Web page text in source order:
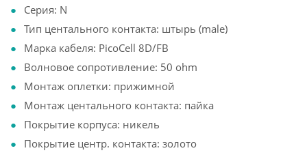
Серия: N
Тип центального контакта: штырь (male)
Марка кабеля: PicoCell 8D/FB
Волновое сопротивление: 50 ohm
Монтаж оплетки: прижимной
Монтаж центального контакта: пайка
Покрытие корпуса: никель
Покрытие центр. контакта: золото